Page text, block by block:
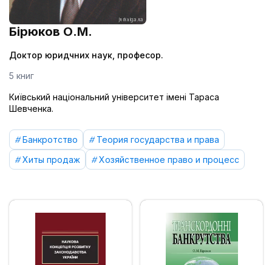
Бірюков О.М.
Доктор юридчних наук, професор.
5 книг
Київський національний університет імені Тараса
Шевченка.
Банкротство
Теория государства и права
Хиты продаж
Хозяйственное право и процесс